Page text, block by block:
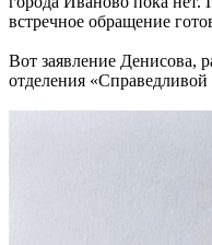
встречное обращение
Вот заявление Денисова,
отделения «Справедливой